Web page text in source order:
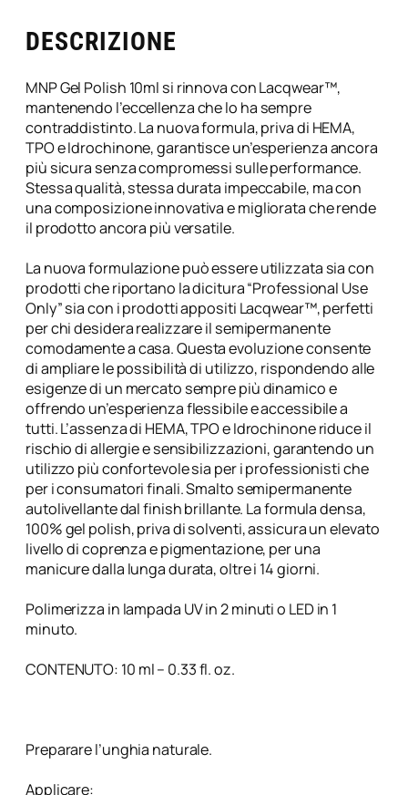
q
w
a
r
1
0
m
l
M
e
a
u
d
a
/
1
9
8
D
i
l
f
q
u
a
n
i
t
DESCRIZIONE
MNP Gel Polish 10ml si rinnova con Lacqwear™,
mantenendo l’eccellenza che lo ha sempre
contraddistinto. La nuova formula, priva di HEMA,
TPO e Idrochinone, garantisce un’esperienza ancora
più sicura senza compromessi sulle performance.
Stessa qualità, stessa durata impeccabile, ma con
una composizione innovativa e migliorata che rende
il prodotto ancora più versatile.
La nuova formulazione può essere utilizzata sia con
prodotti che riportano la dicitura “Professional Use
Only” sia con i prodotti appositi Lacqwear™, perfetti
per chi desidera realizzare il semipermanente
comodamente a casa. Questa evoluzione consente
di ampliare le possibilità di utilizzo, rispondendo alle
esigenze di un mercato sempre più dinamico e
offrendo un’esperienza flessibile e accessibile a
tutti. L’assenza di HEMA, TPO e Idrochinone riduce il
rischio di allergie e sensibilizzazioni, garantendo un
utilizzo più confortevole sia per i professionisti che
per i consumatori finali. Smalto semipermanente
autolivellante dal finish brillante. La formula densa,
100% gel polish, priva di solventi, assicura un elevato
livello di coprenza e pigmentazione, per una
manicure dalla lunga durata, oltre i 14 giorni.
Polimerizza in lampada UV in 2 minuti o LED in 1
minuto.
CONTENUTO: 10 ml – 0.33 fl. oz.
Preparare l’unghia naturale.
Applicare: